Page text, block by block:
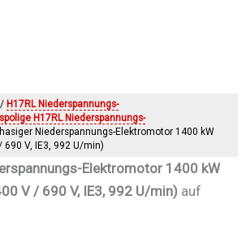
/ H17RL Niederspannungs-
H17RL Niederspannungs-
Niederspannungs-Elektromotor 1400 kW
690 V, IE3, 992 U/min)
Elektromotor 1400 kW
V / 690 V, IE3, 992 U/min) auf